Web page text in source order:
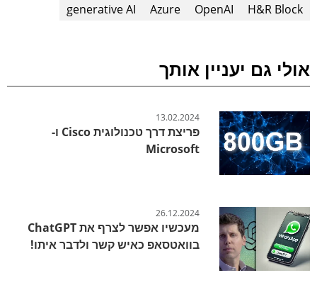
H&R Block
OpenAI
Azure
generative AI
אולי גם יעניין אותך
13.02.2024
פריצת דרך טכנולוגית Cisco ו-
Microsoft
26.12.2024
מעכשיו אפשר לצרף את ChatGPT
בוואטסאפ כאיש קשר ולדבר איתו!